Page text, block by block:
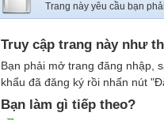
Trang này yêu cầu bạn
Truy cập trang này như
Bạn phải mở trang đăng nhập,
khẩu đã đăng ký rồi nhấn nút
Bạn làm gì tiếp theo?